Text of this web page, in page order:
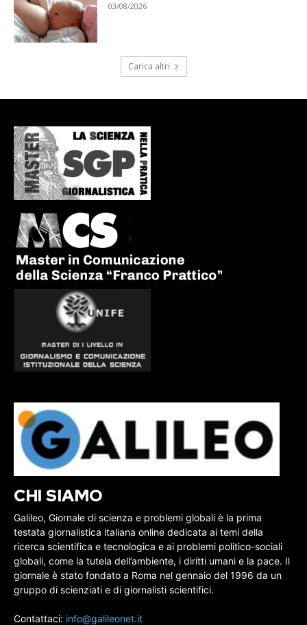
03/08/2026
Carica altri
CHI SIAMO
Galileo, Giornale di scienza e problemi globali è la prima
testata giornalistica italiana online dedicata ai temi della
ricerca scientifica e tecnologica e ai problemi politico-sociali
globali, come la tutela dell’ambiente, i diritti umani e la pace. Il
giornale è stato fondato a Roma nel gennaio del 1996 da un
gruppo di scienziati e di giornalisti scientifici.
Contattaci: info@galileonet.it